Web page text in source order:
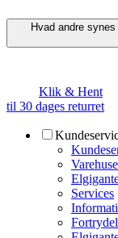
Hvad andre synes
Klik & Hent
til 30 dages returret
Services